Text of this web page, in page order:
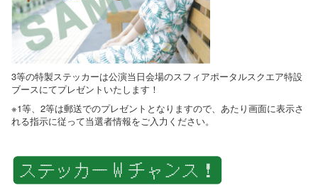
3等の特製ステッカーは公演当日会場のスフィアポータルスクエア特設
ブースにてプレゼントいたします！
※1等、2等は郵送でのプレゼントとなりますので、あたり画面に表示さ
れる指示に従って当選者情報をご入力ください。